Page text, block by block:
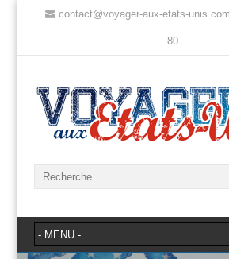
contact@voyager-aux-etats-unis.com
80